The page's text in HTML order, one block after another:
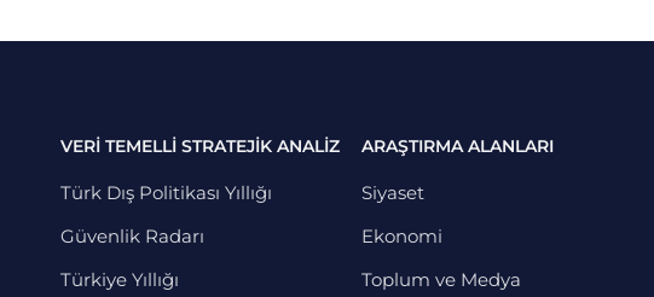
VERİ TEMELLİ STRATEJİK ANALİZ
Türk Dış Politikası Yıllığı
Güvenlik Radarı
Türkiye Yıllığı
ARAŞTIRMA ALANLARI
Siyaset
Ekonomi
Toplum ve Medya